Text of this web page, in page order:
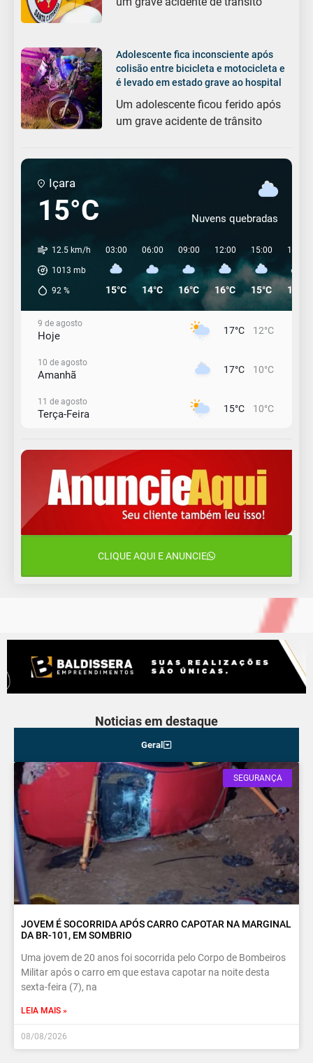
Adolescente fica inconsciente após
colisão entre bicicleta e motocicleta e
é levado em estado grave ao hospital
Um adolescente ficou ferido após
um grave acidente de trânsito
Içara
15°C Nuvens quebradas
12.5 km/h
1013 mb
92 %
03:00
15°C
06:00
14°C
09:00
16°C
12:00
16°C
15:00
15°C
18:00
14°C
9 de agosto
Hoje 17°C 12°C
10 de agosto
Amanhã 17°C 10°C
11 de agosto
Terça-Feira 15°C 10°C
Quarta-Feira 14°C 11°C
13 de agosto
Quinta-Feira
CLIQUE AQUI E ANUNCIE
Noticias em destaque
Geral
SEGURANÇA
JOVEM É SOCORRIDA APÓS CARRO CAPOTAR NA MARGINAL
DA BR-101, EM SOMBRIO
Uma jovem de 20 anos foi socorrida pelo Corpo de Bombeiros
Militar após o carro em que estava capotar na noite desta
sexta-feira (7), na
LEIA MAIS »
08/08/2026